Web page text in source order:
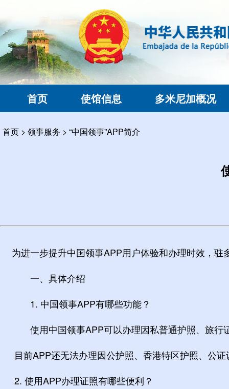
首页 使馆信息 多米尼加概况
首页 > 领事服务 > “中国领事”APP简介
为进一步提升中国领事APP用户体验和办理时效，
一、具体介绍
1. 中国领事APP有哪些功能？
使用中国领事APP可以办理因私普通护照、旅行
目前APP还无法办理因公护照、香港特区护照、公
2. 使用APP办理证照有哪些便利？